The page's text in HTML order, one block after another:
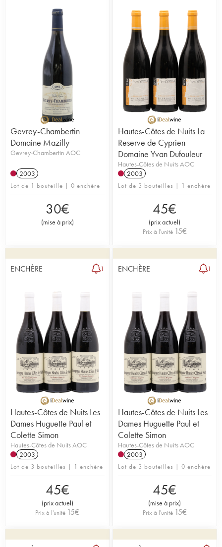
Gevrey-Chambertin
Domaine Mazilly
Gevrey-Chambertin AOC
2003
Lot de 1 bouteille | 0 enchère
30€
(mise à prix)
Hautes-Côtes de Nuits La
Reserve de Cyprien
Domaine Yvan Dufouleur
Hautes-Côtes de Nuits AOC
2003
Lot de 3 bouteilles | 1 enchère
45€
(prix actuel)
Prix à l'unité 15€
ENCHÈRE 1
Hautes-Côtes de Nuits Les
Dames Huguette Paul et
Colette Simon
Hautes-Côtes de Nuits AOC
2003
Lot de 3 bouteilles | 1 enchère
45€
(prix actuel)
Prix à l'unité 15€
ENCHÈRE 1
Hautes-Côtes de Nuits Les
Dames Huguette Paul et
Colette Simon
Hautes-Côtes de Nuits AOC
2003
Lot de 3 bouteilles | 0 enchère
45€
(mise à prix)
Prix à l'unité 15€